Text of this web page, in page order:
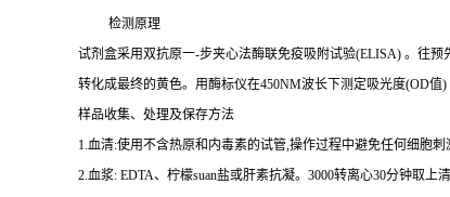
检测原理
试剂盒采用双抗原一-步夹心法酶联免疫吸附试验(ELISA) 。往预
转化成最终的黄色。用酶标仪在450NM波长下测定吸光度(OD值)
样品收集、处理及保存方法
1.血清:使用不含热原和内毒素的试管,操作过程中避免任何细胞刺
2.血浆: EDTA、柠檬suan盐或肝素抗凝。 3000转离心30分钟取上清